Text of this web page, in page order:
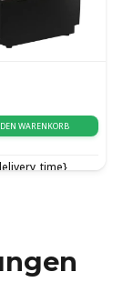
WARENKORB